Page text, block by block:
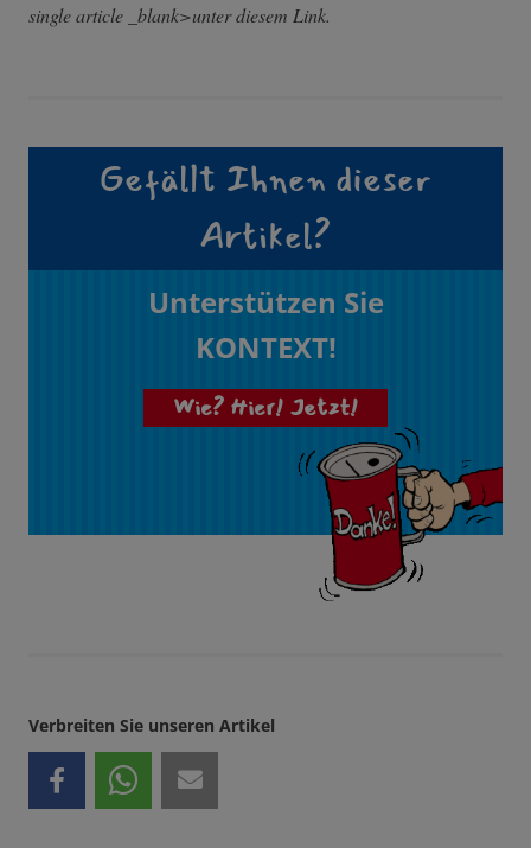
single article _blank>unter diesem Link.
Gefällt Ihnen dieser
Artikel?
Unterstützen Sie
KONTEXT!
Wie? Hier! Jetzt!
Verbreiten Sie unseren Artikel